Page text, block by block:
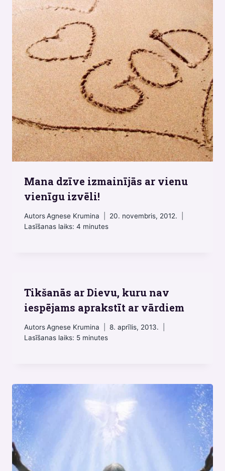
Mana dzīve izmainījās ar vienu
vienīgu izvēli!
AutorsAgnese Krumina
20. novembris, 2012.
Lasīšanas laiks: 4 minutes
Tikšanās ar Dievu, kuru nav
iespējams aprakstīt ar vārdiem
AutorsAgnese Krumina
8. aprīlis, 2013.
Lasīšanas laiks: 5 minutes